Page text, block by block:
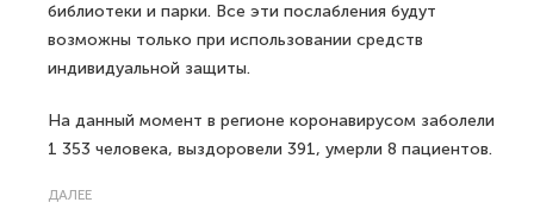
библиотеки и парки. Все эти послабления будут
возможны только при использовании средств
индивидуальной защиты.
На данный момент в регионе коронавирусом заболели
1 353 человека, выздоровели 391, умерли 8 пациентов.
ДАЛЕЕ